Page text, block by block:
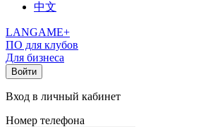
中文
LANGAME+
ПО для клубов
Для бизнеса
Войти
Вход в личный кабинет
Номер телефона